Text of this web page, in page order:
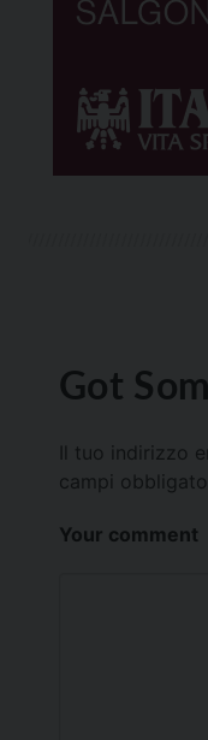
Got
Il tuo indirizzo
campi
Your comment